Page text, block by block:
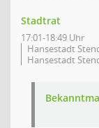
Stadtrat
17:01-18:49 Uhr
Hansestadt
Hansestadt